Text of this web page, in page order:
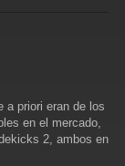
a priori eran de los
en el mercado,
2, ambos en